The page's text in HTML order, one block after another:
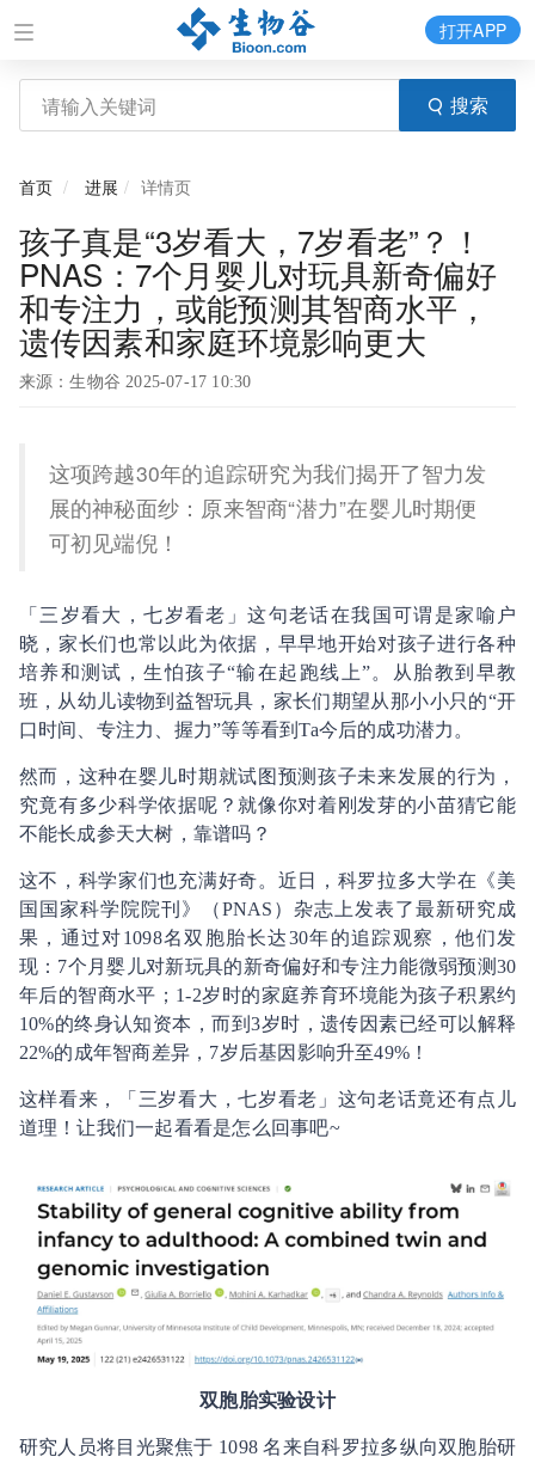
搜索
打开APP
首页 进展 详情页
孩子真是“3岁看大，7岁看老”？！
PNAS：7个月婴儿对玩具新奇偏好
和专注力，或能预测其智商水平，
遗传因素和家庭环境影响更大
来源：生物谷 2025-07-17 10:30
这项跨越30年的追踪研究为我们揭开了智力发
展的神秘面纱：原来智商“潜力”在婴儿时期便
可初见端倪！
「三岁看大，七岁看老」这句老话在我国可谓是家喻户
晓，家长们也常以此为依据，早早地开始对孩子进行各种
培养和测试，生怕孩子“输在起跑线上”。从胎教到早教
班，从幼儿读物到益智玩具，家长们期望从那小小只的“开
口时间、专注力、握力”等等看到Ta今后的成功潜力。
然而，这种在婴儿时期就试图预测孩子未来发展的行为，
究竟有多少科学依据呢？就像你对着刚发芽的小苗猜它能
不能长成参天大树，靠谱吗？
这不，科学家们也充满好奇。近日，科罗拉多大学在《美
国国家科学院院刊》（PNAS）杂志上发表了最新研究成
果，通过对1098名双胞胎长达30年的追踪观察，他们发
现：7个月婴儿对新玩具的新奇偏好和专注力能微弱预测30
年后的智商水平；1-2岁时的家庭养育环境能为孩子积累约
10%的终身认知资本，而到3岁时，遗传因素已经可以解释
22%的成年智商差异，7岁后基因影响升至49%！
这样看来，「三岁看大，七岁看老」这句老话竟还有点儿
道理！让我们一起看看是怎么回事吧~
双胞胎实验设计
研究人员将目光聚焦于 1098 名来自科罗拉多纵向双胞胎研